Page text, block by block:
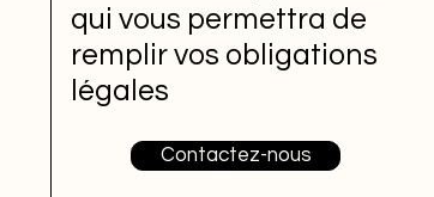
qui vous permettra de
remplir vos obligations
légales
Contactez-nous